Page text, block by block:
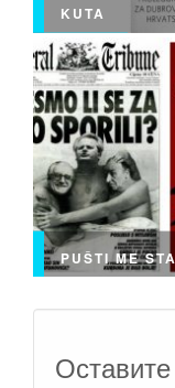
KUTA
PUŠTI ME